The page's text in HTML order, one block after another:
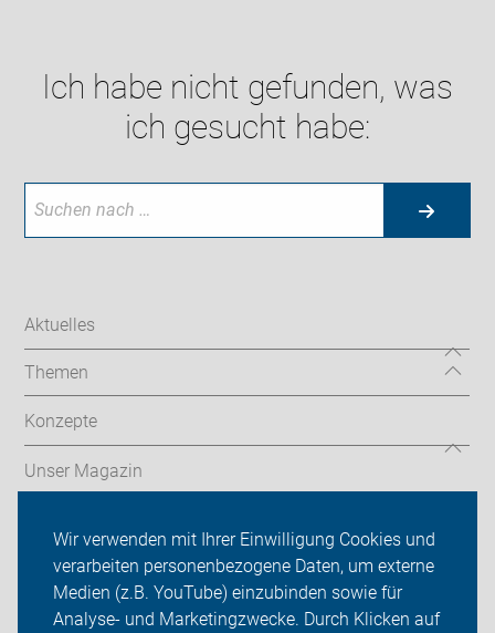
Wir verwenden mit Ihrer Einwilligung Cookies und
verarbeiten personenbezogene Daten, um externe
Medien (z.B. YouTube) einzubinden sowie für
Analyse- und Marketingzwecke. Durch Klicken auf
Ich habe nicht gefunden, was
ich gesucht habe:
Aktuelles
Themen
Konzepte
Unser Magazin
ADFC Baden-Baden
Sei dabei